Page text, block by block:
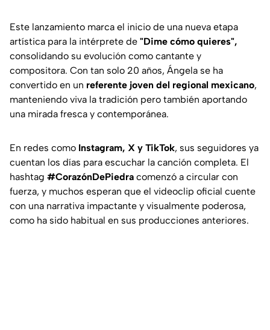
Este lanzamiento marca el inicio de una nueva etapa
artística para la intérprete de "Dime cómo quieres",
consolidando su evolución como cantante y
compositora. Con tan solo 20 años, Ángela se ha
convertido en un referente joven del regional mexicano,
manteniendo viva la tradición pero también aportando
una mirada fresca y contemporánea.
En redes como Instagram, X y TikTok, sus seguidores ya
cuentan los días para escuchar la canción completa. El
hashtag #CorazónDePiedra comenzó a circular con
fuerza, y muchos esperan que el videoclip oficial cuente
con una narrativa impactante y visualmente poderosa,
como ha sido habitual en sus producciones anteriores.